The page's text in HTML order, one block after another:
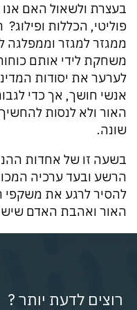
בעצרת ולשאול האם
פוליטי, הכללות
ממגזר למגזר וממפלגה
משחקת לידי אותם
לערער את יסודות
אנשי חושך, אך כדי
האור ולא לנסות
שונה.
בשעה זו של אחדות
הרשע ובעד ערכיה
להסיר לרגע את משקפי
האור ואהבת האדם
רוצים לדעת יותר ?